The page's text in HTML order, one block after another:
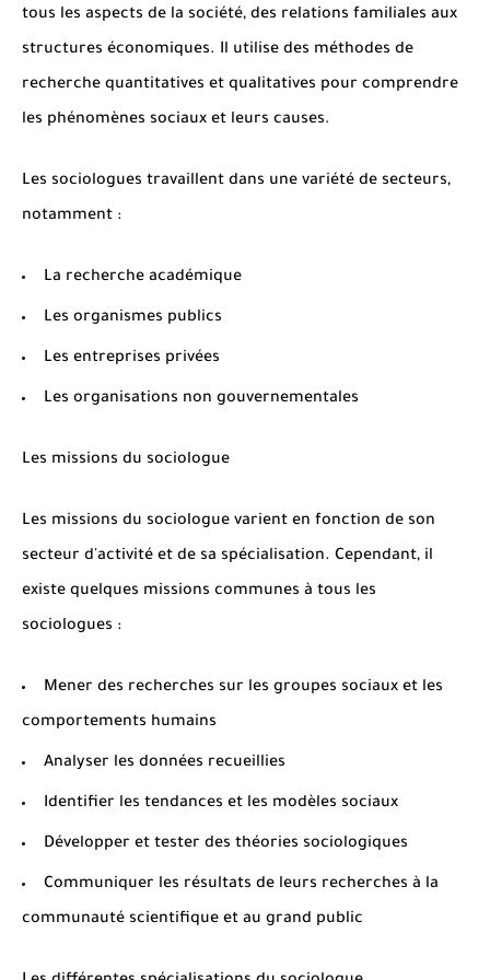
tous les aspects de la société, des relations familiales aux
structures économiques. Il utilise des méthodes de
recherche quantitatives et qualitatives pour comprendre
les phénomènes sociaux et leurs causes.
Les sociologues travaillent dans une variété de secteurs,
notamment :
La recherche académique
Les organismes publics
Les entreprises privées
Les organisations non gouvernementales
Les missions du sociologue
Les missions du sociologue varient en fonction de son
secteur d'activité et de sa spécialisation. Cependant, il
existe quelques missions communes à tous les
sociologues :
Mener des recherches sur les groupes sociaux et les
comportements humains
Analyser les données recueillies
Identifier les tendances et les modèles sociaux
Développer et tester des théories sociologiques
Communiquer les résultats de leurs recherches à la
communauté scientifique et au grand public